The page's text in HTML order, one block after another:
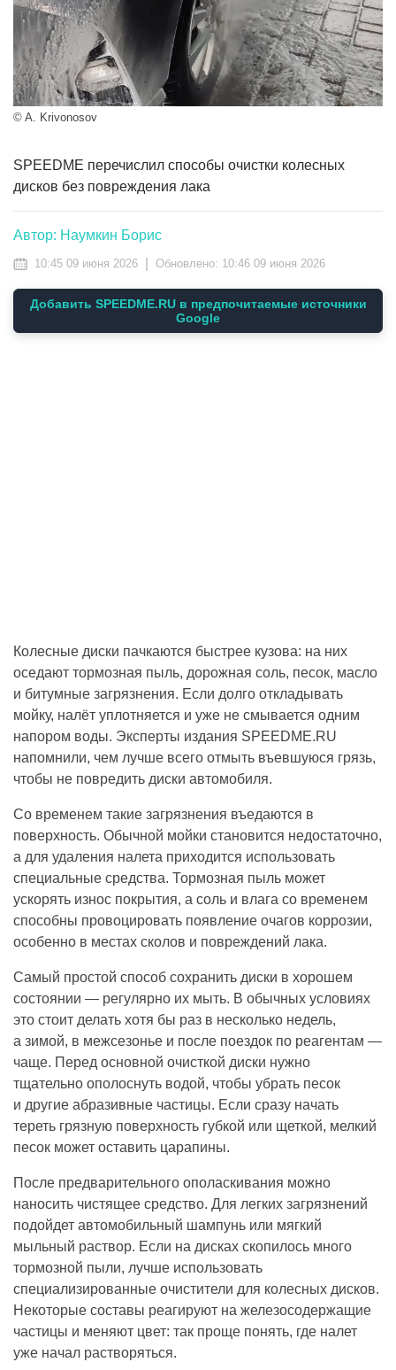
© A. Krivonosov
SPEEDME перечислил способы очистки колесных
дисков без повреждения лака
Автор: Наумкин Борис
10:45 09 июня 2026 Обновлено: 10:46 09 июня 2026
Добавить SPEEDME.RU в предпочитаемые источники
Google
Колесные диски пачкаются быстрее кузова: на них
оседают тормозная пыль, дорожная соль, песок, масло
и битумные загрязнения. Если долго откладывать
мойку, налёт уплотняется и уже не смывается одним
напором воды. Эксперты издания SPEEDME.RU
напомнили, чем лучше всего отмыть въевшуюся грязь,
чтобы не повредить диски автомобиля.
Со временем такие загрязнения въедаются в
поверхность. Обычной мойки становится недостаточно,
а для удаления налета приходится использовать
специальные средства. Тормозная пыль может
ускорять износ покрытия, а соль и влага со временем
способны провоцировать появление очагов коррозии,
особенно в местах сколов и повреждений лака.
Самый простой способ сохранить диски в хорошем
состоянии — регулярно их мыть. В обычных условиях
это стоит делать хотя бы раз в несколько недель,
а зимой, в межсезонье и после поездок по реагентам —
чаще. Перед основной очисткой диски нужно
тщательно ополоснуть водой, чтобы убрать песок
и другие абразивные частицы. Если сразу начать
тереть грязную поверхность губкой или щеткой, мелкий
песок может оставить царапины.
После предварительного ополаскивания можно
наносить чистящее средство. Для легких загрязнений
подойдет автомобильный шампунь или мягкий
мыльный раствор. Если на дисках скопилось много
тормозной пыли, лучше использовать
специализированные очистители для колесных дисков.
Некоторые составы реагируют на железосодержащие
частицы и меняют цвет: так проще понять, где налет
уже начал растворяться.